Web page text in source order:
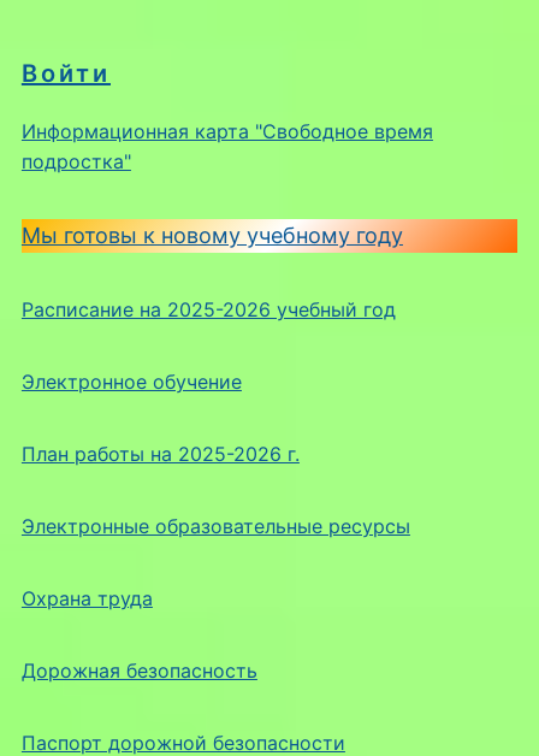
Войти
Информационная карта "Свободное время
подростка"
Мы готовы к новому учебному году
Расписание на 2025-2026 учебный год
Электронное обучение
План работы на 2025-2026 г.
Электронные образовательные ресурсы
Охрана труда
Дорожная безопасность
Паспорт дорожной безопасности